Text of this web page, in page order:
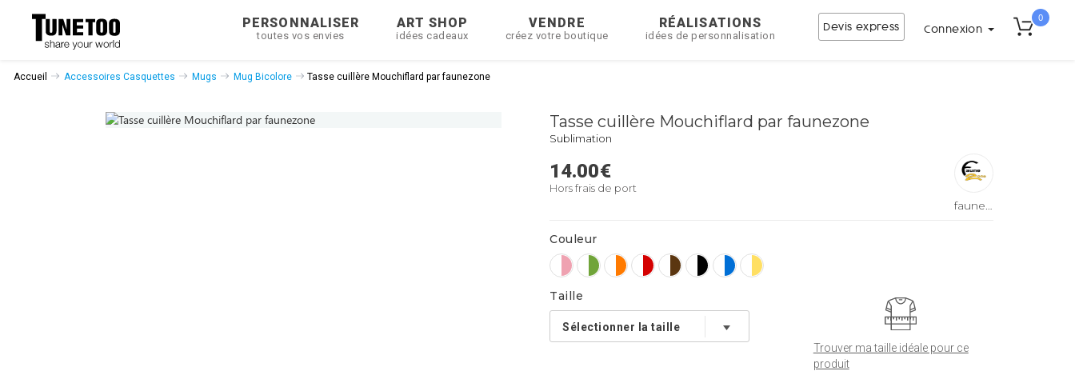
PERSONNALISER
toutes vos envies
ART SHOP
idées cadeaux
VENDRE
créez votre boutique
RÉALISATIONS
idées de personnalisation
Devis express Connexion
0
Accueil Accessoires Casquettes Mugs Mug Bicolore Tasse cuillère Mouchiflard par faunezone
Tasse cuillère Mouchiflard par faunezone
Sublimation
14.00€
Hors frais de port
faunezone
Couleur
Taille
Trouver ma taille idéale pour ce
produit